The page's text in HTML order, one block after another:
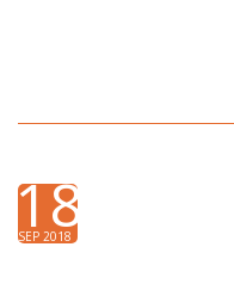
18
SEP 2018